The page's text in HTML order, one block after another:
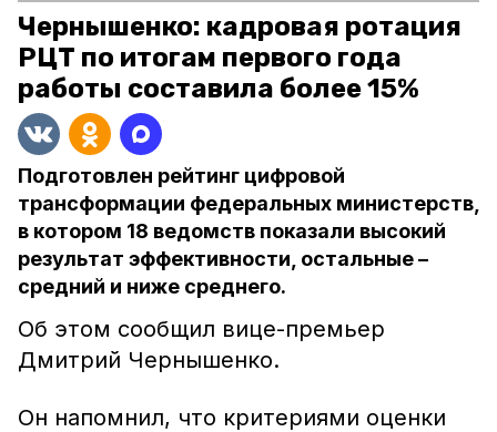
Чернышенко: кадровая ротация
РЦТ по итогам первого года
работы составила более 15%
Подготовлен рейтинг цифровой
трансформации федеральных министерств,
в котором 18 ведомств показали высокий
результат эффективности, остальные –
средний и ниже среднего.
Об этом сообщил вице-премьер
Дмитрий Чернышенко.
Он напомнил, что критериями оценки